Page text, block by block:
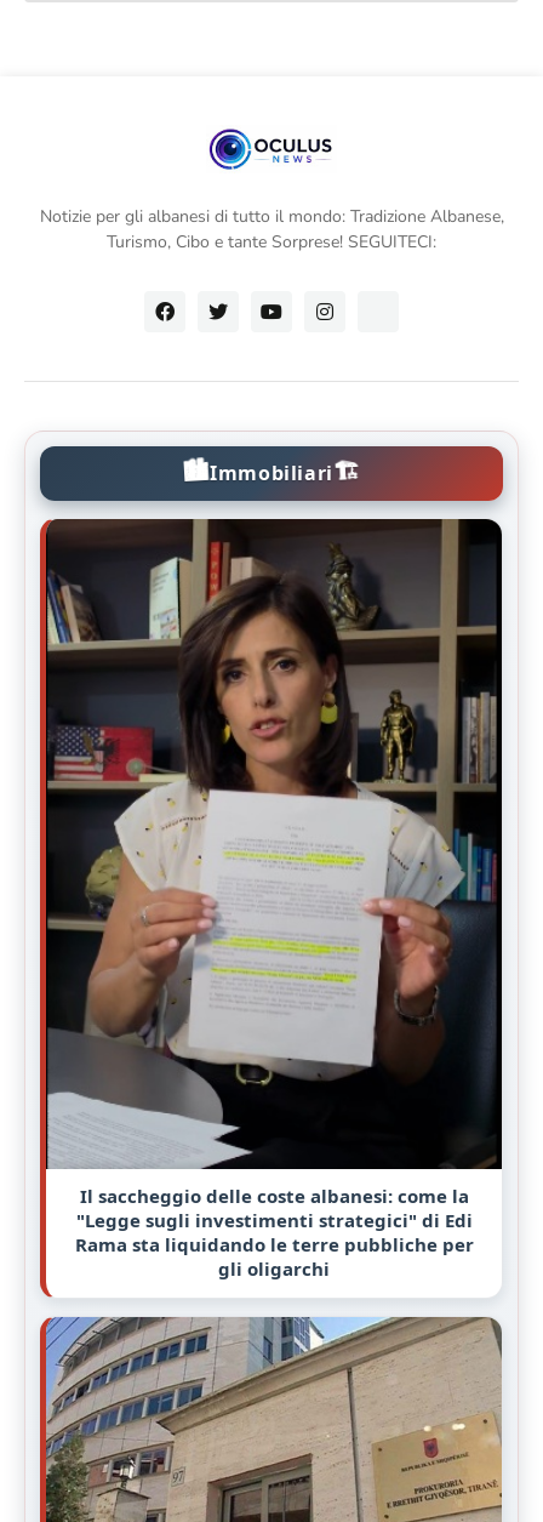
Notizie per gli albanesi di tutto il mondo: Tradizione Albanese,
Turismo, Cibo e tante Sorprese! SEGUITECI:
🏙️Immobiliari🏗️
Il saccheggio delle coste albanesi: come la
"Legge sugli investimenti strategici" di Edi
Rama sta liquidando le terre pubbliche per
gli oligarchi